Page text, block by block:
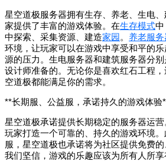
星空道极服务器拥有生存、养老、生电
家提供了丰富的游戏体验。在生存模式中
中探索、采集资源、建造家园。 养老服务
环境，让玩家可以在游戏中享受和平的
源的压力。生电服务器和建筑服务器分
设计师准备的。无论你是喜欢红石工程
空道极都能满足你的需求。
**长期服、公益服，承诺持久的游戏体验
星空道极承诺提供长期稳定的服务器运
玩家打造一个可靠的、持久的游戏环境
服，星空道极也承诺将为社区提供免费的
我们坚信，游戏的乐趣应该为所有人所享